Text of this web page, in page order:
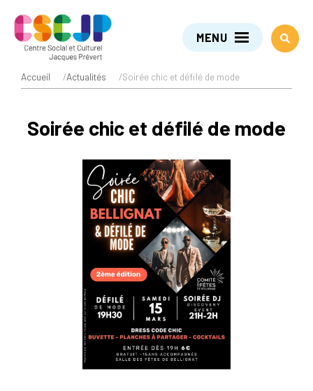
MENU
Accueil /Actualités /Soirée chic et défilé de mode
Soirée chic et défilé de mode